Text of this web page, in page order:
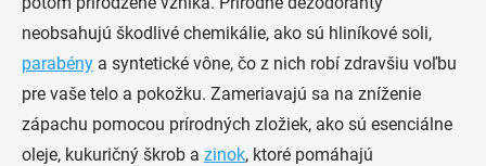
neobsahujú škodlivé chemikálie, ako sú hliníkové soli,
parabény a syntetické vône, čo z nich robí zdravšiu voľbu
pre vaše telo a pokožku. Zameriavajú sa na zníženie
zápachu pomocou prírodných zložiek, ako sú esenciálne
oleje, kukuričný škrob a zinok, ktoré pomáhajú